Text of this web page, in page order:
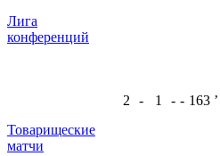
Лига
конференций
Товарищеские
матчи
2 - 1 - - 163 ʼ